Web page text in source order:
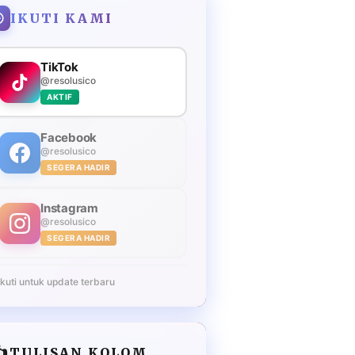
IKUTI KAMI
TikTok
@resolusico
AKTIF
Facebook
@resolusico
SEGERA HADIR
Instagram
@resolusico
SEGERA HADIR
untuk update terbaru